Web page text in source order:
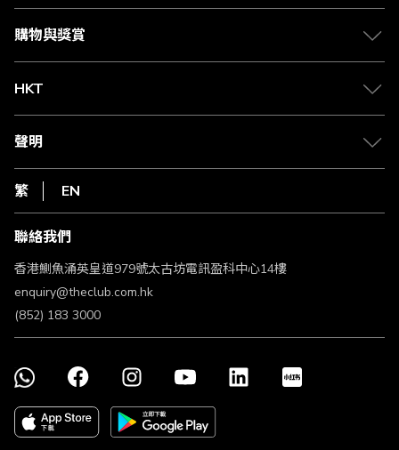
媒體中心
會籍及專屬禮遇
賺取積分
購物與獎賞
物流與配送
Club Shopping 商品領取站
常見問題
HKT
csl.
1010
HKT
聲明
私隱聲明
使用條款
條款及細則
不歧視及不騷擾聲明
認可牌照及通告
繁 EN
聯絡我們
香港鰂魚涌英皇道979號太古坊電訊盈科中心14樓
enquiry@theclub.com.hk
(852) 183 3000